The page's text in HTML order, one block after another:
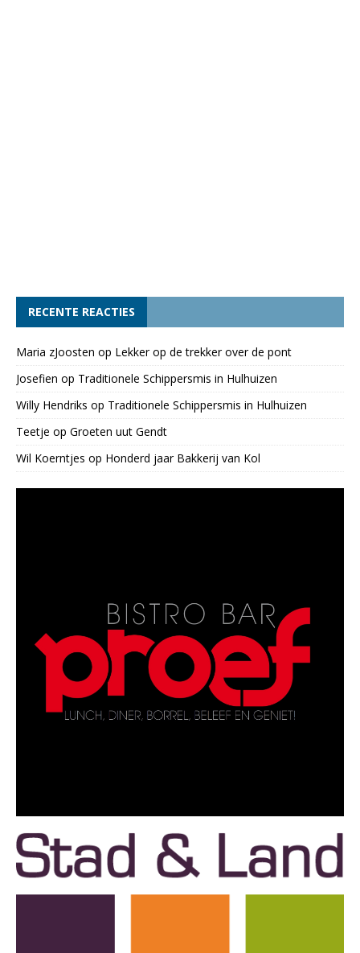
RECENTE REACTIES
Maria zJoosten op Lekker op de trekker over de pont
Josefien op Traditionele Schippersmis in Hulhuizen
Willy Hendriks op Traditionele Schippersmis in Hulhuizen
Teetje op Groeten uut Gendt
Wil Koerntjes op Honderd jaar Bakkerij van Kol